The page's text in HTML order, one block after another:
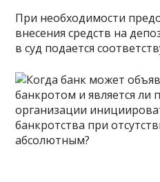
При необходимости
внесения средств на
в суд подается